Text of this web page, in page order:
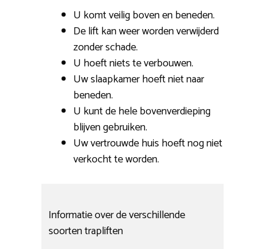
U komt veilig boven en beneden.
De lift kan weer worden verwijderd
zonder schade.
U hoeft niets te verbouwen.
Uw slaapkamer hoeft niet naar
beneden.
U kunt de hele bovenverdieping
blijven gebruiken.
Uw vertrouwde huis hoeft nog niet
verkocht te worden.
Informatie over de verschillende
soorten trapliften